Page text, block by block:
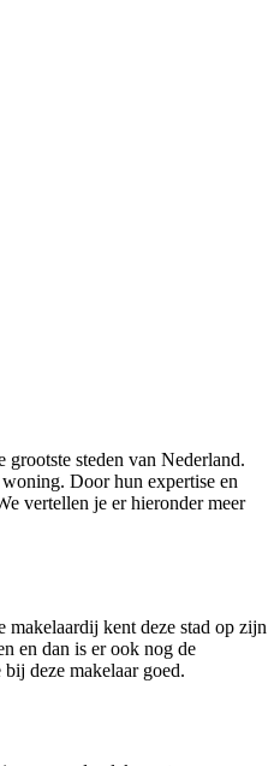
grootste steden van Nederland.
Door hun expertise en
vertellen je er hieronder meer
kent deze stad op zijn
en dan is er ook nog de
deze makelaar goed.